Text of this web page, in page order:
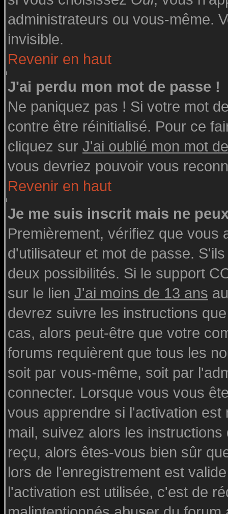
administrateurs ou vous-même.
invisible.
Revenir en haut
J'ai perdu mon mot de passe !
Ne paniquez pas ! Si votre mot
contre être réinitialisé. Pour ce
cliquez sur J'ai oublié mon mot
vous devriez pouvoir vous
Revenir en haut
Je me suis inscrit mais ne
Premièrement, vérifiez que
d'utilisateur et mot de passe.
deux possibilités. Si le support
sur le lien J'ai moins de 13 ans
devrez suivre les instructions
cas, alors peut-être que votre
forums requièrent que tous les
soit par vous-même, soit par
connecter. Lorsque vous vous
vous apprendre si l'activation
mail, suivez alors les
reçu, alors êtes-vous bien sûr
lors de l'enregistrement est
l'activation est utilisée, c'est de